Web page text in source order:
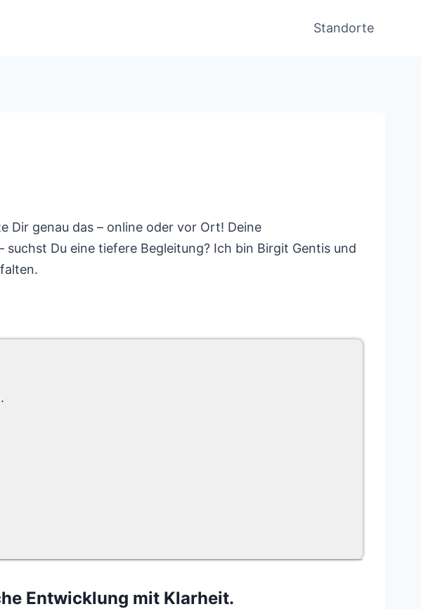
Standorte
Dir genau das – online oder vor Ort! Deine
Du eine tiefere Begleitung? Ich bin Birgit Gentis und
Entwicklung mit Klarheit.